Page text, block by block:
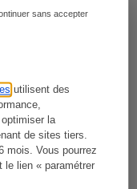
utilisent des
la
de sites tiers.
mois. Vous pourrez
le lien « paramétrer
sans accepter